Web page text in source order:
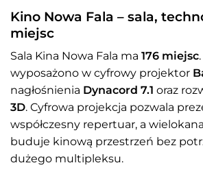
Kino Nowa Fala – sala,
miejsc
Sala Kina Nowa Fala ma 176 miejsc
wyposażono w cyfrowy projektor
nagłośnienia Dynacord 7.1 oraz
3D. Cyfrowa projekcja pozwala
współczesny repertuar, a
buduje kinową przestrzeń bez
dużego multipleksu.